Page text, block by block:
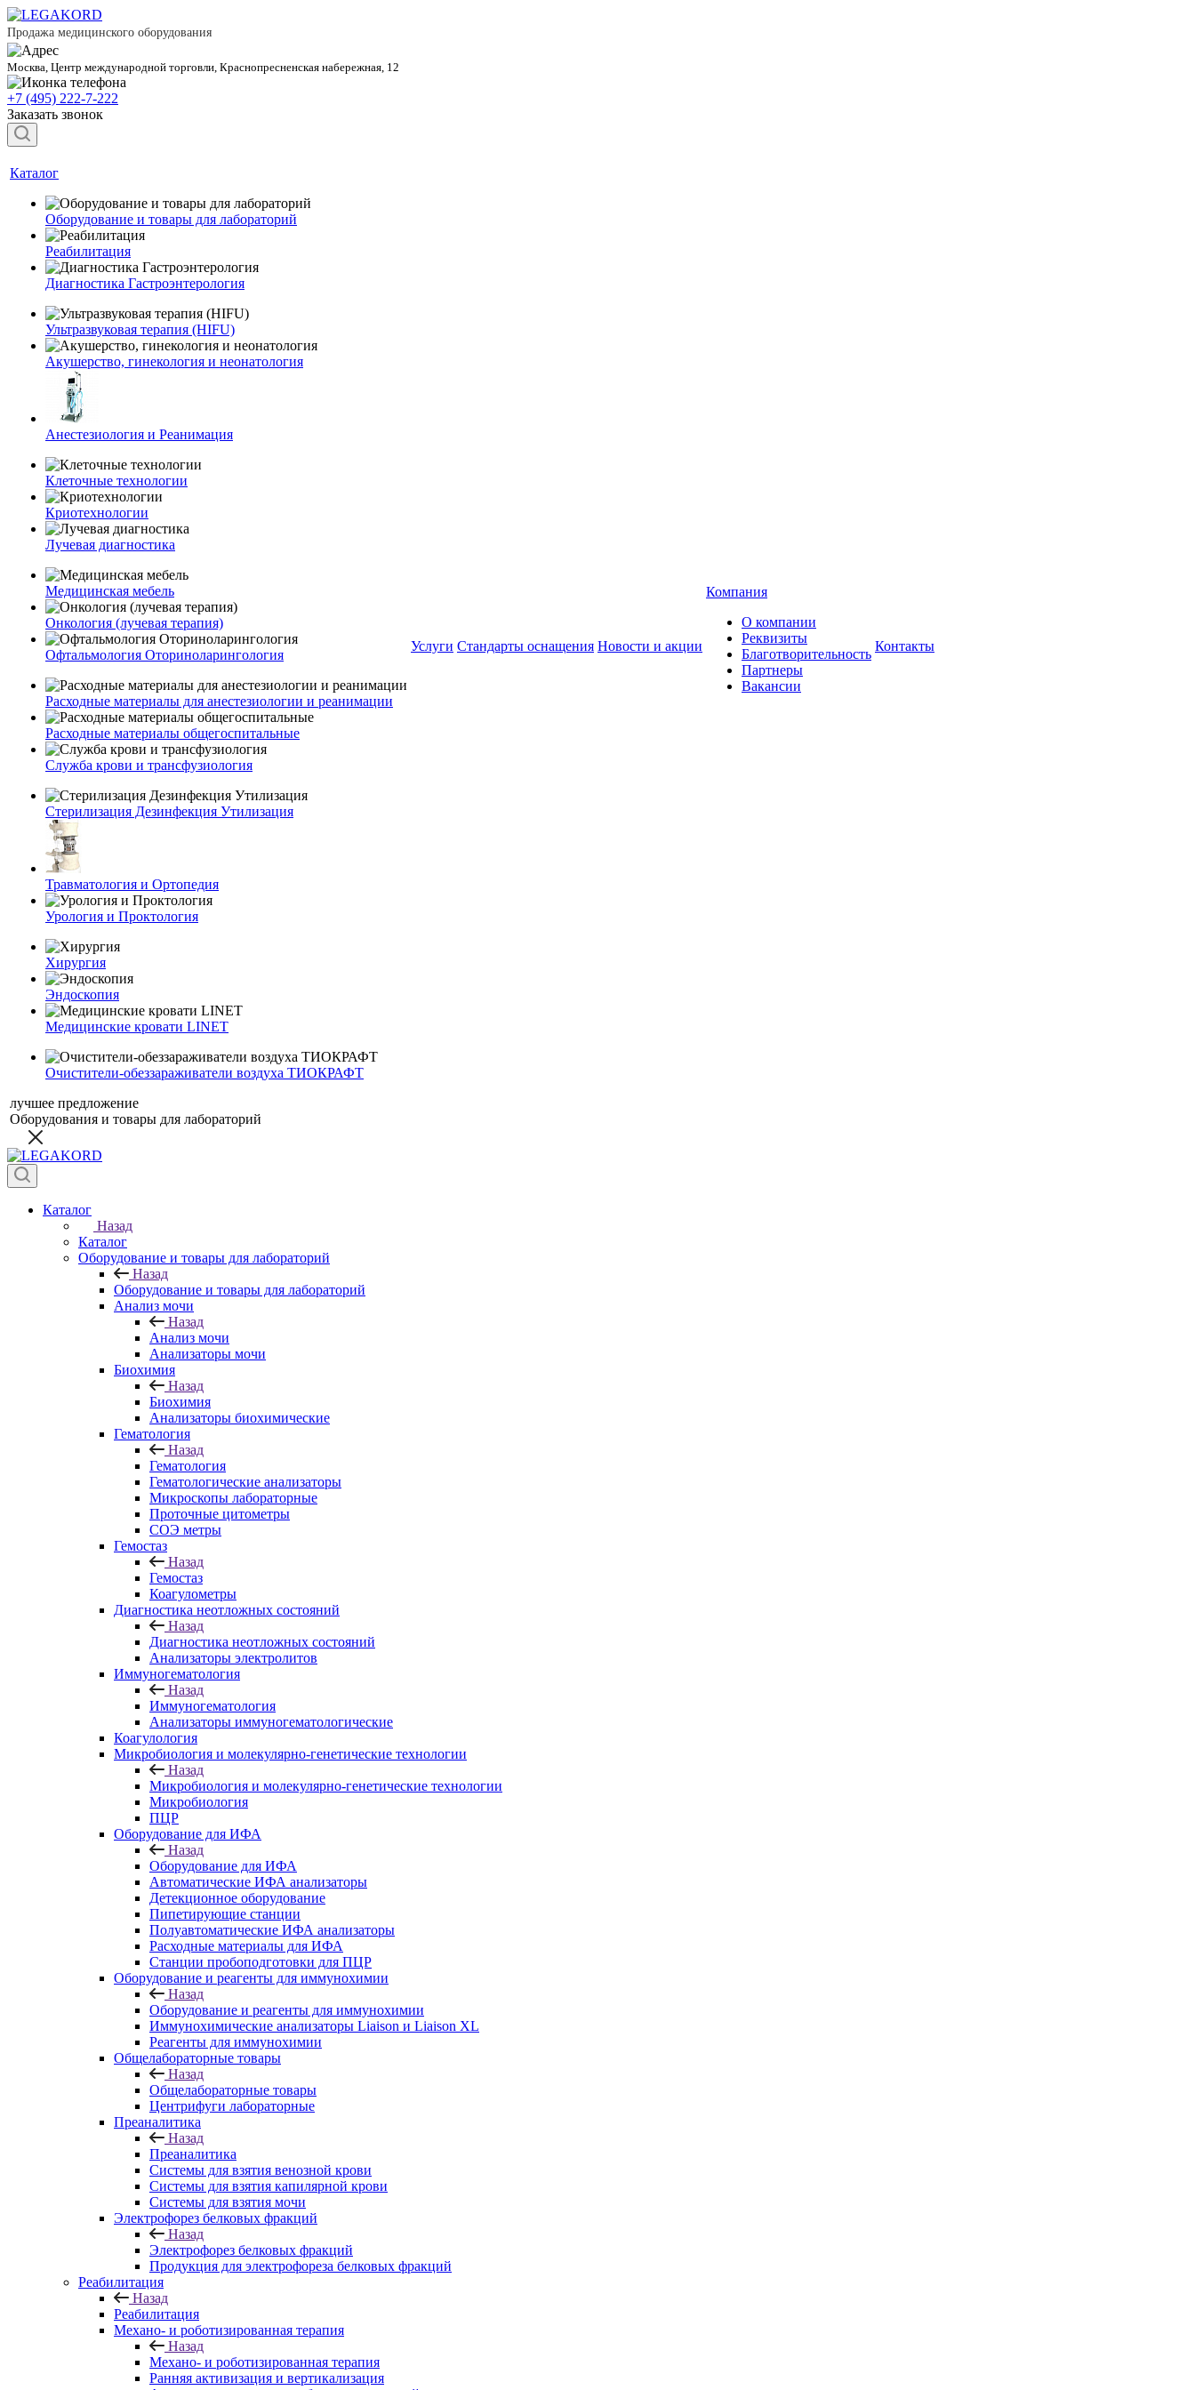
Продажа медицинского оборудования
Москва, Центр международной торговли, Краснопресненская набережная, 12
+7 (495) 222-7-222
Заказать звонок
Каталог
Оборудование и товары для лабораторий
Реабилитация
Диагностика Гастроэнтерология
Ультразвуковая терапия (HIFU)
Акушерство, гинекология и неонатология
Анестезиология и Реанимация
Клеточные технологии
Криотехнологии
Лучевая диагностика
Медицинская мебель
Онкология (лучевая терапия)
Офтальмология Оториноларингология
Расходные материалы для анестезиологии и реанимации
Расходные материалы общегоспитальные
Служба крови и трансфузиология
Стерилизация Дезинфекция Утилизация
Травматология и Ортопедия
Урология и Проктология
Хирургия
Эндоскопия
Медицинские кровати LINET
Очистители-обеззараживатели воздуха ТИОКРАФТ
лучшее предложение
Оборудования и товары для лабораторий
Услуги Стандарты оснащения Новости и акции
Компания
О компании
Реквизиты
Благотворительность
Партнеры
Вакансии
Контакты
Каталог
Назад
Каталог
Оборудование и товары для лабораторий
Назад
Оборудование и товары для лабораторий
Анализ мочи
Назад
Анализ мочи
Анализаторы мочи
Биохимия
Назад
Биохимия
Анализаторы биохимические
Гематология
Назад
Гематология
Гематологические анализаторы
Микроскопы лабораторные
Проточные цитометры
СОЭ метры
Гемостаз
Назад
Гемостаз
Коагулометры
Диагностика неотложных состояний
Назад
Диагностика неотложных состояний
Анализаторы электролитов
Иммуногематология
Назад
Иммуногематология
Анализаторы иммуногематологические
Коагулология
Микробиология и молекулярно-генетические технологии
Назад
Микробиология и молекулярно-генетические технологии
Микробиология
ПЦР
Оборудование для ИФА
Назад
Оборудование для ИФА
Автоматические ИФА анализаторы
Детекционное оборудование
Пипетирующие станции
Полуавтоматические ИФА анализаторы
Расходные материалы для ИФА
Станции пробоподготовки для ПЦР
Оборудование и реагенты для иммунохимии
Назад
Оборудование и реагенты для иммунохимии
Иммунохимические анализаторы Liaison и Liaison XL
Реагенты для иммунохимии
Общелабораторные товары
Назад
Общелабораторные товары
Центрифуги лабораторные
Преаналитика
Назад
Преаналитика
Системы для взятия венозной крови
Системы для взятия капилярной крови
Системы для взятия мочи
Электрофорез белковых фракций
Назад
Электрофорез белковых фракций
Продукция для электрофореза белковых фракций
Реабилитация
Назад
Реабилитация
Механо- и роботизированная терапия
Назад
Механо- и роботизированная терапия
Ранняя активизация и вертикализация